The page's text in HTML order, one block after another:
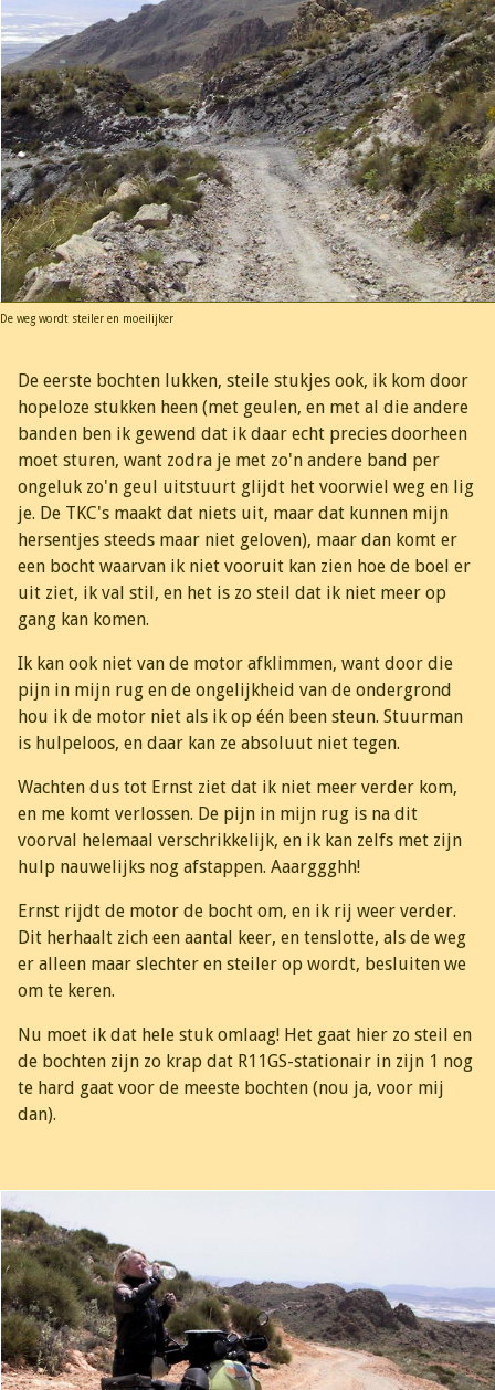
De weg wordt steiler en moeilijker
De eerste bochten lukken, steile stukjes ook, ik kom door
hopeloze stukken heen (met geulen, en met al die andere
banden ben ik gewend dat ik daar echt precies doorheen
moet sturen, want zodra je met zo'n andere band per
ongeluk zo'n geul uitstuurt glijdt het voorwiel weg en lig
je. De TKC's maakt dat niets uit, maar dat kunnen mijn
hersentjes steeds maar niet geloven), maar dan komt er
een bocht waarvan ik niet vooruit kan zien hoe de boel er
uit ziet, ik val stil, en het is zo steil dat ik niet meer op
gang kan komen.
Ik kan ook niet van de motor afklimmen, want door die
pijn in mijn rug en de ongelijkheid van de ondergrond
hou ik de motor niet als ik op één been steun. Stuurman
is hulpeloos, en daar kan ze absoluut niet tegen.
Wachten dus tot Ernst ziet dat ik niet meer verder kom,
en me komt verlossen. De pijn in mijn rug is na dit
voorval helemaal verschrikkelijk, en ik kan zelfs met zijn
hulp nauwelijks nog afstappen. Aaarggghh!
Ernst rijdt de motor de bocht om, en ik rij weer verder.
Dit herhaalt zich een aantal keer, en tenslotte, als de weg
er alleen maar slechter en steiler op wordt, besluiten we
om te keren.
Nu moet ik dat hele stuk omlaag! Het gaat hier zo steil en
de bochten zijn zo krap dat R11GS-stationair in zijn 1 nog
te hard gaat voor de meeste bochten (nou ja, voor mij
dan).